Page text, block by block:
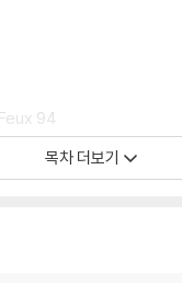
94
du lac 120
목차 더보기